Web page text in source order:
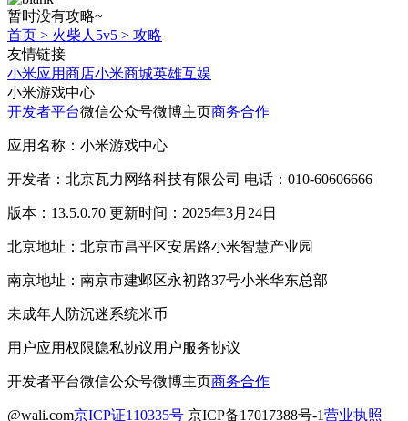
暂时没有攻略~
首页 > 火柴人5v5 > 攻略
友情链接
小米应用商店小米商城英雄互娱
小米游戏中心
开发者平台微信公众号微博主页商务合作
应用名称：小米游戏中心
开发者：北京瓦力网络科技有限公司 电话：010-60606666
版本：13.5.0.70 更新时间：2025年3月24日
北京地址：北京市昌平区安居路小米智慧产业园
南京地址：南京市建邺区永初路37号小米华东总部
未成年人防沉迷系统米币
用户应用权限隐私协议用户服务协议
开发者平台微信公众号微博主页商务合作
@wali.com京ICP证110335号 京ICP备17017388号-1营业执照